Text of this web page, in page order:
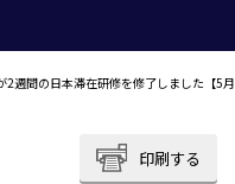
2週間の日本滞在研修を修了しました【5月
印刷する